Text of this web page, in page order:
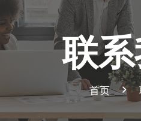
联
首页